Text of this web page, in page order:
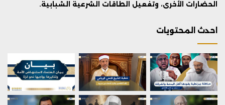
الحضارات الأخرى، وتفعيل الطاقات الشرعية الشبابية.
احدث المحتويات